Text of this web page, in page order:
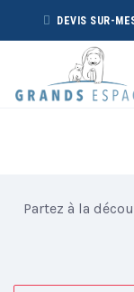
Panneau de gestion
2026 – 2027
DEVIS SUR-
Partez à la